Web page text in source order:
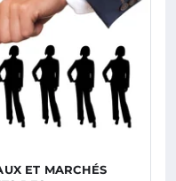
ET MARCHÉS